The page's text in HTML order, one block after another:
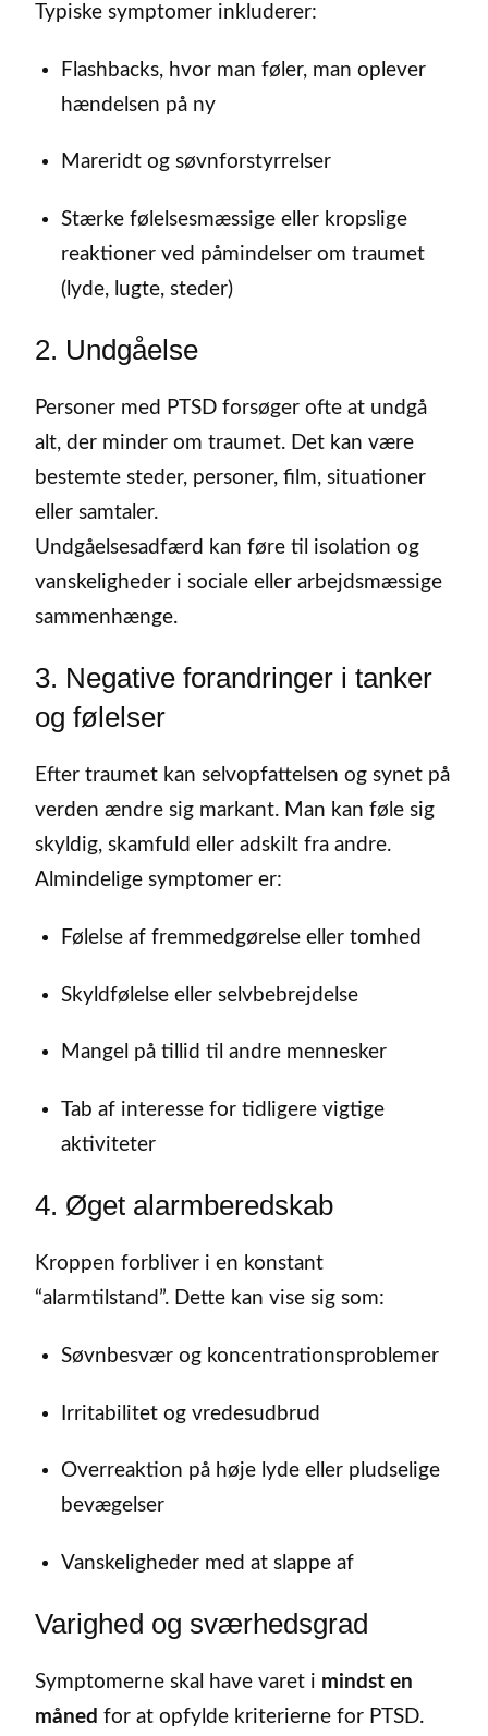
Typiske symptomer inkluderer:
Flashbacks, hvor man føler, man oplever
hændelsen på ny
Mareridt og søvnforstyrrelser
Stærke følelsesmæssige eller kropslige
reaktioner ved påmindelser om traumet
(lyde, lugte, steder)
2. Undgåelse
Personer med PTSD forsøger ofte at undgå
alt, der minder om traumet. Det kan være
bestemte steder, personer, film, situationer
eller samtaler.
Undgåelsesadfærd kan føre til isolation og
vanskeligheder i sociale eller arbejdsmæssige
sammenhænge.
3. Negative forandringer i tanker
og følelser
Efter traumet kan selvopfattelsen og synet på
verden ændre sig markant. Man kan føle sig
skyldig, skamfuld eller adskilt fra andre.
Almindelige symptomer er:
Følelse af fremmedgørelse eller tomhed
Skyldfølelse eller selvbebrejdelse
Mangel på tillid til andre mennesker
Tab af interesse for tidligere vigtige
aktiviteter
4. Øget alarmberedskab
Kroppen forbliver i en konstant
“alarmtilstand”. Dette kan vise sig som:
Søvnbesvær og koncentrationsproblemer
Irritabilitet og vredesudbrud
Overreaktion på høje lyde eller pludselige
bevægelser
Vanskeligheder med at slappe af
Varighed og sværhedsgrad
Symptomerne skal have varet i mindst en
måned for at opfylde kriterierne for PTSD.